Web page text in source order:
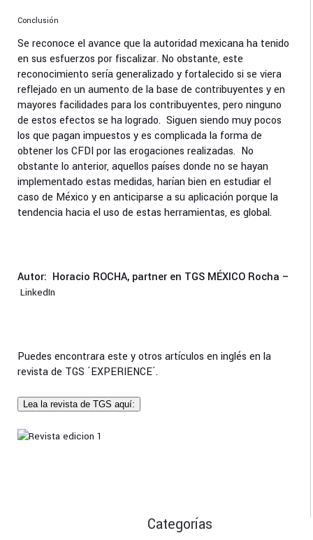
Conclusión
Se reconoce el avance que la autoridad mexicana ha tenido
en sus esfuerzos por fiscalizar. No obstante, este
reconocimiento sería generalizado y fortalecido si se viera
reflejado en un aumento de la base de contribuyentes y en
mayores facilidades para los contribuyentes, pero ninguno
de estos efectos se ha logrado. Siguen siendo muy pocos
los que pagan impuestos y es complicada la forma de
obtener los CFDI por las erogaciones realizadas. No
obstante lo anterior, aquellos países donde no se hayan
implementado estas medidas, harían bien en estudiar el
caso de México y en anticiparse a su aplicación porque la
tendencia hacia el uso de estas herramientas, es global.
Autor: Horacio ROCHA, partner en TGS MÉXICO Rocha –
LinkedIn
Puedes encontrara este y otros artículos en inglés en la
revista de TGS ´EXPERIENCE´.
Lea la revista de TGS aquí:
Categorías